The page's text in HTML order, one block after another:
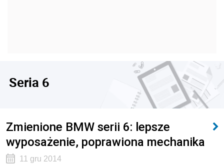
Seria 6
Zmienione BMW serii 6: lepsze
wyposażenie, poprawiona mechanika
11 gru 2014